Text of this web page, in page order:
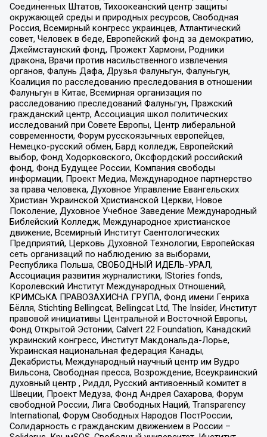
Соединенных Штатов, Тихоокеанский центр защиты
окружающей среды и природных ресурсов, Свободная
Россия, Всемирный конгресс украинцев, Атлантический
совет, Человек в беде, Европейский фонд за демократию,
Джеймстаунский фонд, Прожект Хармони, Родники
дракона, Врачи против насильственного извлечения
органов, Фалунь Дафа, Друзья Фалуньгун, Фалуньгун,
Коалиция по расследованию преследования в отношении
Фалуньгун в Китае, Всемирная организация по
расследованию преследований Фалуньгун, Пражский
гражданский центр, Ассоциация школ политических
исследований при Совете Европы, Центр либеральной
современности, Форум русскоязычных европейцев,
Немецко-русский обмен, Бард колледж, Европейский
выбор, Фонд Ходорковского, Оксфордский российский
фонд, Фонд Будущее России, Компания свободы
информации, Проект Медиа, Международное партнерство
за права человека, Духовное Управление Евангельских
Христиан Украинской Христианской Церкви, Новое
Поколение, Духовное Учебное Заведение Международный
Библейский Колледж, Международное христианское
движение, Всемирный Институт Саентологических
Предприятий, Церковь Духовной Технологии, Европейская
сеть организаций по наблюдению за выборами,
Республика Польша, СВОБОДНЫЙ ИДЕЛЬ-УРАЛ,
Ассоциация развития журналистики, IStories fonds,
Королевский Институт Международных Отношений,
КРИМСЬКА ПРАВОЗАХИСНА ГРУПА, Фонд имени Генриха
Бёлля, Stichting Bellingcat, Bellingcat Ltd, The Insider, Институт
правовой инициативы Центральной и Восточной Европы,
Фонд Открытой Эстонии, Calvert 22 Foundation, Канадский
украинский конгресс, Институт Макдональда-Лорье,
Украинская национальная федерация Канады,
Декабристы, Международный научный центр им Вудро
Вильсона, Свободная пресса, Возрождение, Всеукраинский
духовный центр , Риддл, Русский антивоенный комитет в
Швеции, Проект Медуза, Фонд Андрея Сахарова, Форум
свободной России, Лига Свободных Наций, Transparеncy
International, Форум Свободных Народов ПостРоссии,
Солидарность с гражданским движением в России –